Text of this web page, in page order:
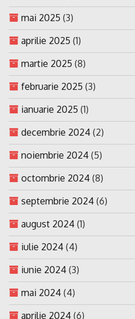
mai 2025 (3)
aprilie 2025 (1)
martie 2025 (8)
februarie 2025 (3)
ianuarie 2025 (1)
decembrie 2024 (2)
noiembrie 2024 (5)
octombrie 2024 (8)
septembrie 2024 (6)
august 2024 (1)
iulie 2024 (4)
iunie 2024 (3)
mai 2024 (4)
aprilie 2024 (6)